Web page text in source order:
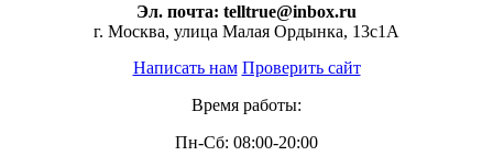
Эл. почта: telltrue@inbox.ru
г. Москва, улица Малая Ордынка, 13с1А
Написать нам Проверить сайт
Время работы:
Пн-Сб: 08:00-20:00